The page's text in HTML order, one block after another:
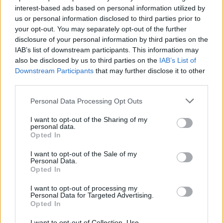
interest-based ads based on personal information utilized by
us or personal information disclosed to third parties prior to
your opt-out. You may separately opt-out of the further
disclosure of your personal information by third parties on the
IAB’s list of downstream participants. This information may
also be disclosed by us to third parties on the IAB’s List of
Downstream Participants that may further disclose it to other
Please note that this website/app uses one or more Google
not limited to your visit or usage behaviour. You may click to
grant or deny consent to Google and its third-party tags to
use your data for below specified purposes in below Google
consent section.
Personal Data Processing Opt Outs
I want to opt-out of the Sharing of my
personal data.
Opted In
I want to opt-out of the Sale of my
Personal Data.
Opted In
I want to opt-out of processing my
Personal Data for Targeted Advertising.
Opted In
Il Ministero degli Esteri si concentra su diplomazia e
sicurezza
Uno dei cambiamenti più notevoli riguarda il Ministero degli
Esteri. La precedente struttura del Ministero degli Affari
Esteri e del Commercio è stata sostituita con un portafoglio
degli affari esteri più tradizionale, sotto la guida delMinistro
degli Esteri Anita Orbán.
spostarsi in gran parte verso il Ministero dell’Economia e
Esteri si concentrerà maggiormente sulla diplomazia, sulla
strategia geopolitica, sulla diplomazia culturale e sul
coordinamento dell’intelligence.
Il decreto rafforza anche il coordinamento della sicurezza
nazionale sotto la guida di Péter Tóth, l’ex capo della
campagna elettorale che è stato nominato consigliere capo
della sicurezza nazionale del Primo Ministro. Il suo ruolo
comprenderà il coordinamento delle attività di difesa, di
applicazione della legge e di intelligence, nonché la